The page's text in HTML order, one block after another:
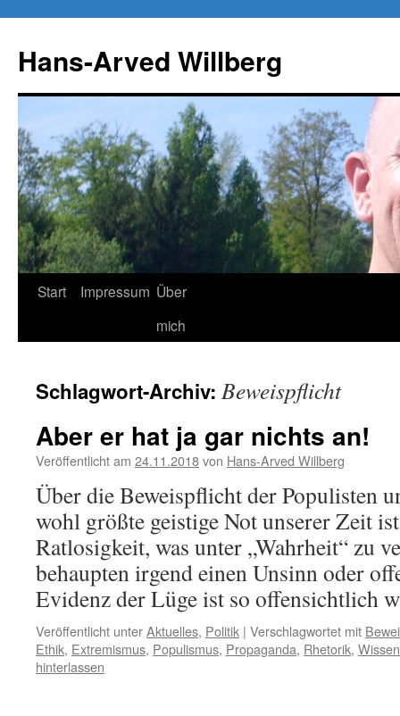
springen
Hans-Arved Willberg
Start Impressum Über
mich
Schlagwort-Archiv: Beweispflicht
Aber er hat ja gar nichts an!
Veröffentlicht am 24.11.2018von Hans-Arved Willberg
Über die Beweispflicht der Populisten
wohl größte geistige Not unserer Zeit
Ratlosigkeit, was unter „Wahrheit“ zu
behaupten irgend einen Unsinn oder
Evidenz der Lüge ist so offensichtlich
Veröffentlicht unterAktuelles, Politik | Verschlagwortet mit
Ethik, Extremismus, Populismus, Propaganda, Rhetorik,
hinterlassen